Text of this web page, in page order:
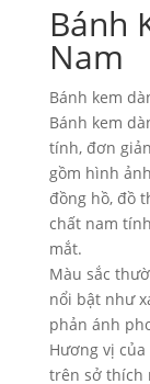
Bánh
Nam
Bánh kem
Bánh kem
tính, đơn
gồm hình
đồng hồ, đồ
chất nam
mắt.
Màu sắc
nổi bật như
phản ánh
Hương vị
trên sở thích